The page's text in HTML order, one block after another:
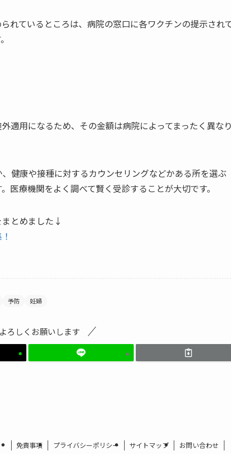
れているところは、病院の窓口に各ワクチンの提示され
適用になるため、その金額は病院によってまったく異な
健康や接種に対するカウンセリングなどかある所を選ぶ
医療機関をよく調べて賢く受診することが大切です。
まとめました↓
予防 妊婦
ろしくお願いします
免責事項 プライバシーポリシー サイトマップ お問い合わせ